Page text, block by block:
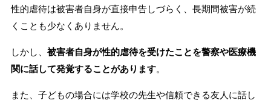
性的虐待は被害者自身が直接申告しづらく、長期間被害が続
くことも少なくありません。
しかし、 被害者自身が性的虐待を受けたことを警察や医療機
関に話して発覚することがあります。
また、子どもの場合には学校の先生や信頼できる友人に話し